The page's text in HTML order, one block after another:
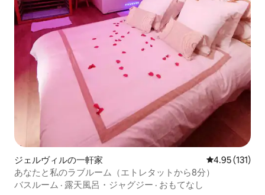
ジェルヴィルの一軒家 レビュー131
4.95 (131)
あなたと私のラブルーム（エトレタットから8分）
バスルーム · 露天風呂・ジャグジー · おもてなし